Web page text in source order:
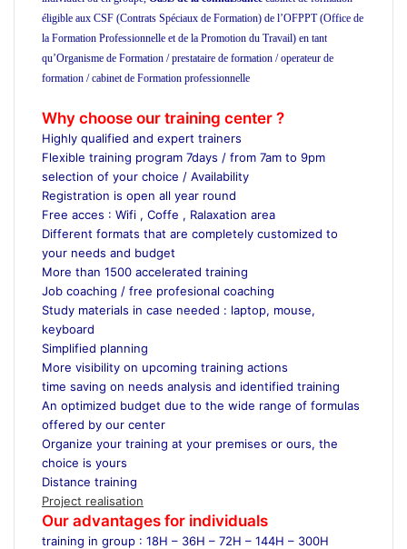
éligible aux CSF (Contrats Spéciaux de Formation) de l’OFPPT (Office de
la Formation Professionnelle et de la Promotion du Travail) en tant
qu’Organisme de Formation / prestataire de formation / operateur de
formation / cabinet de Formation professionnelle
Why choose our training center ?
Highly qualified and expert trainers
Flexible training program 7days / from 7am to 9pm
selection of your choice / Availability
Registration is open all year round
Free acces : Wifi , Coffe , Ralaxation area
Different formats that are completely customized to
your needs and budget
More than 1500 accelerated training
Job coaching / free profesional coaching
Study materials in case needed : laptop, mouse,
keyboard
Simplified planning
More visibility on upcoming training actions
time saving on needs analysis and identified training
An optimized budget due to the wide range of formulas
offered by our center
Organize your training at your premises or ours, the
choice is yours
Distance training
Project realisation
Our advantages for individuals
training in group : 18H – 36H – 72H – 144H – 300H